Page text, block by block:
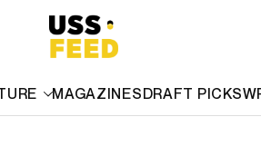
MAGAZINESDRAFT PICKS